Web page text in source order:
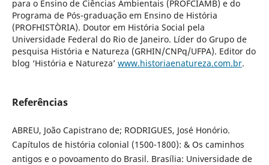
para o Ensino de Ciências Ambientais (PROFCIAMB) e do
Programa de Pós-graduação em Ensino de História
(PROFHISTÒRIA). Doutor em História Social pela
Universidade Federal do Rio de Janeiro. Líder do Grupo de
pesquisa História e Natureza (GRHIN/CNPq/UFPA). Editor do
blog ‘História e Natureza’ www.historiaenatureza.com.br.
Referências
ABREU, João Capistrano de; RODRIGUES, José Honório.
Capítulos de história colonial (1500-1800): & Os caminhos
antigos e o povoamento do Brasil. Brasília: Universidade de